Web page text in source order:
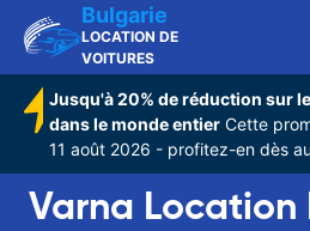
Bulgarie
LOCATION DE
VOITURES
Jusqu'à 20% de réduction sur
dans le monde entier Cette
11 août 2026 - profitez-en dès
Varna Location